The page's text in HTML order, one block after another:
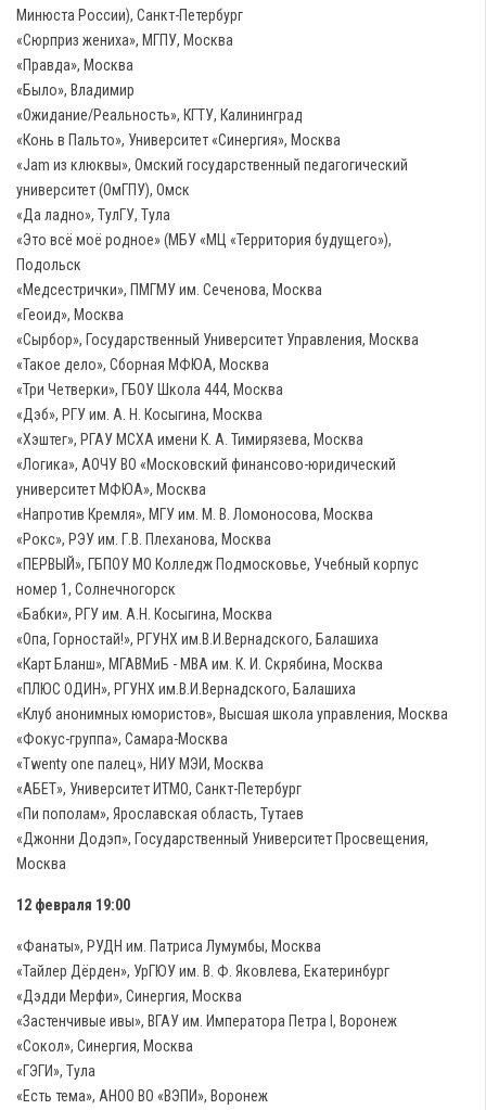
Минюста России), Санкт-Петербург
«Сюрприз жениха», МГПУ, Москва
«Правда», Москва
«Было», Владимир
«Ожидание/Реальность», КГТУ, Калининград
«Конь в Пальто», Университет «Синергия», Москва
«Jam из клюквы», Омский государственный педагогический
университет (ОмГПУ), Омск
«Да ладно», ТулГУ, Тула
«Это всё моё родное» (МБУ «МЦ «Территория будущего»),
Подольск
«Медсестрички», ПМГМУ им. Сеченова, Москва
«Геоид», Москва
«Сырбор», Государственный Университет Управления, Москва
«Такое дело», Сборная МФЮА, Москва
«Три Четверки», ГБОУ Школа 444, Москва
«Дэб», РГУ им. А. Н. Косыгина, Москва
«Хэштег», РГАУ МСХА имени К. А. Тимирязева, Москва
«Логика», АОЧУ ВО «Московский финансово-юридический
университет МФЮА», Москва
«Напротив Кремля», МГУ им. М. В. Ломоносова, Москва
«Рокс», РЭУ им. Г.В. Плеханова, Москва
«ПЕРВЫЙ», ГБПОУ МО Колледж Подмосковье, Учебный корпус
номер 1, Солнечногорск
«Бабки», РГУ им. А.Н. Косыгина, Москва
«Опа, Горностай!», РГУНХ им.В.И.Вернадского, Балашиха
«Карт Бланш», МГАВМиБ - МВА им. К. И. Скрябина, Москва
«ПЛЮС ОДИН», РГУНХ им.В.И.Вернадского, Балашиха
«Клуб анонимных юмористов», Высшая школа управления, Москва
«Фокус-группа», Самара-Москва
«Twenty one палец», НИУ МЭИ, Москва
«АБЕТ», Университет ИТМО, Санкт-Петербург
«Пи пополам», Ярославская область, Тутаев
«Джонни Додэп», Государственный Университет Просвещения,
Москва
12 февраля 19:00
«Фанаты», РУДН им. Патриса Лумумбы, Москва
«Тайлер Дёрден», УрГЮУ им. В. Ф. Яковлева, Екатеринбург
«Дэдди Мерфи», Синергия, Москва
«Застенчивые ивы», ВГАУ им. Императора Петра I, Воронеж
«Сокол», Синергия, Москва
«ГЭГИ», Тула
«Есть тема», АНОО ВО «ВЭПИ», Воронеж